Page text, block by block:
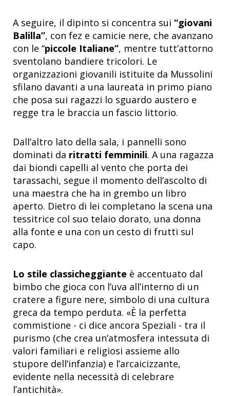
A seguire, il dipinto si concentra sui “giovani
Balilla”, con fez e camicie nere, che avanzano
con le “piccole Italiane”, mentre tutt’attorno
sventolano bandiere tricolori. Le
organizzazioni giovanili istituite da Mussolini
sfilano davanti a una laureata in primo piano
che posa sui ragazzi lo sguardo austero e
regge tra le braccia un fascio littorio.
Dall’altro lato della sala, i pannelli sono
dominati da ritratti femminili. A una ragazza
dai biondi capelli al vento che porta dei
tarassachi, segue il momento dell’ascolto di
una maestra che ha in grembo un libro
aperto. Dietro di lei completano la scena una
tessitrice col suo telaio dorato, una donna
alla fonte e una con un cesto di frutti sul
capo.
Lo stile classicheggiante è accentuato dal
bimbo che gioca con l’uva all’interno di un
cratere a figure nere, simbolo di una cultura
greca da tempo perduta. «È la perfetta
commistione - ci dice ancora Speziali - tra il
purismo (che crea un’atmosfera intessuta di
valori familiari e religiosi assieme allo
stupore dell’infanzia) e l’arcaicizzante,
evidente nella necessità di celebrare
l’antichità».